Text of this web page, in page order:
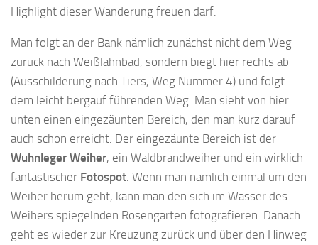
Highlight dieser Wanderung freuen darf.
Man folgt an der Bank nämlich zunächst nicht dem Weg
zurück nach Weißlahnbad, sondern biegt hier rechts ab
(Ausschilderung nach Tiers, Weg Nummer 4) und folgt
dem leicht bergauf führenden Weg. Man sieht von hier
unten einen eingezäunten Bereich, den man kurz darauf
auch schon erreicht. Der eingezäunte Bereich ist der
Wuhnleger Weiher, ein Waldbrandweiher und ein wirklich
fantastischer Fotospot . Wenn man nämlich einmal um den
Weiher herum geht, kann man den sich im Wasser des
Weihers spiegelnden Rosengarten fotografieren. Danach
geht es wieder zur Kreuzung zurück und über den Hinweg